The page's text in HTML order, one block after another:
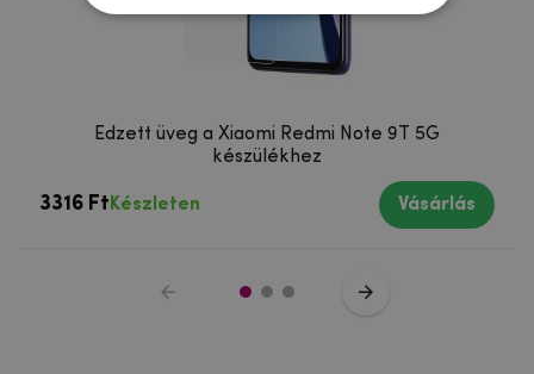
Edzett üveg a Xiaomi Redmi Note 9T 5G
készülékhez
3316 Ft Készleten Vásárlás